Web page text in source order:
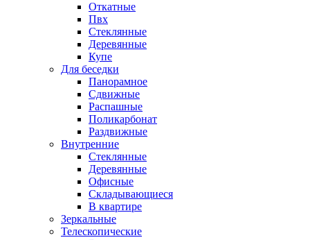
Откатные
Пвх
Стеклянные
Деревянные
Купе
Для беседки
Панорамное
Сдвижные
Распашные
Поликарбонат
Раздвижные
Внутренние
Стеклянные
Деревянные
Офисные
Складывающиеся
В квартире
Зеркальные
Телескопические